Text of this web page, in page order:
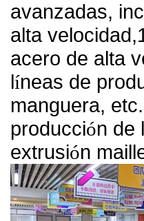
avanzadas,
alta
acero de alta
líneas de
manguera,
producción de
extrusión